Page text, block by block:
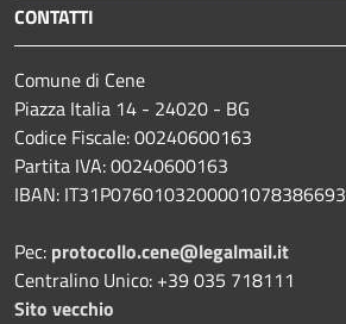
CONTATTI
Comune di Cene
Piazza Italia 14 - 24020 - BG
Codice Fiscale: 00240600163
Partita IVA: 00240600163
IBAN: IT31P0760103200001078386693
Pec: protocollo.cene@legalmail.it
Centralino Unico: +39 035 718111
Sito vecchio